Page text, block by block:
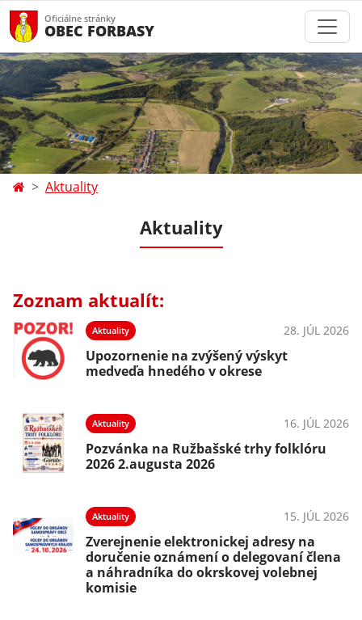
Oficiálne stránky
OBEC FORBASY
Aktuality
Aktuality
Zoznam aktualít:
Aktuality 28. JÚL 2026
Upozornenie na zvýšený výskyt
medveďa hnedého v okrese
Aktuality 16. JÚL 2026
Pozvánka na Ružbašské trhy folklóru
2026 2.augusta 2026
Aktuality 15. JÚL 2026
Zverejnenie elektronickej adresy na
doručenie oznámení o delegovaní člena
a náhradníka do okrskovej volebnej
komisie